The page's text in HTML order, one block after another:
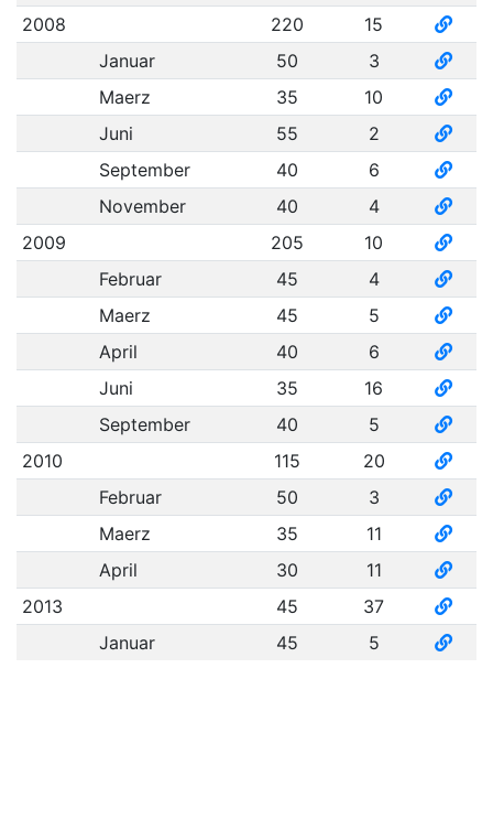
2008
220
15
Januar
50
3
Maerz
35
10
Juni
55
2
September
40
6
November
40
4
2009
205
10
Februar
45
4
Maerz
45
5
April
40
6
Juni
35
16
September
40
5
2010
115
20
Februar
50
3
Maerz
35
11
April
30
11
2013
45
37
Januar
45 5